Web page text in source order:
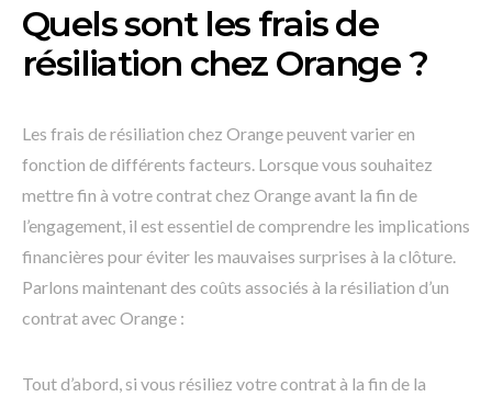
Quels sont les frais de
résiliation chez Orange ?
Les frais de résiliation chez Orange peuvent varier en
fonction de différents facteurs. Lorsque vous souhaitez
mettre fin à votre contrat chez Orange avant la fin de
l’engagement, il est essentiel de comprendre les implications
financières pour éviter les mauvaises surprises à la clôture.
Parlons maintenant des coûts associés à la résiliation d’un
contrat avec Orange :
Tout d’abord, si vous résiliez votre contrat à la fin de la